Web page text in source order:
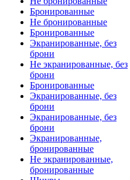
Бронированные
Не бронированные
Бронированные
Экранированные, без
брони
Не экранированные, без
брони
Бронированные
Экранированные, без
брони
Экранированные, без
брони
Экранированные,
бронированные
Не экранированные,
бронированные